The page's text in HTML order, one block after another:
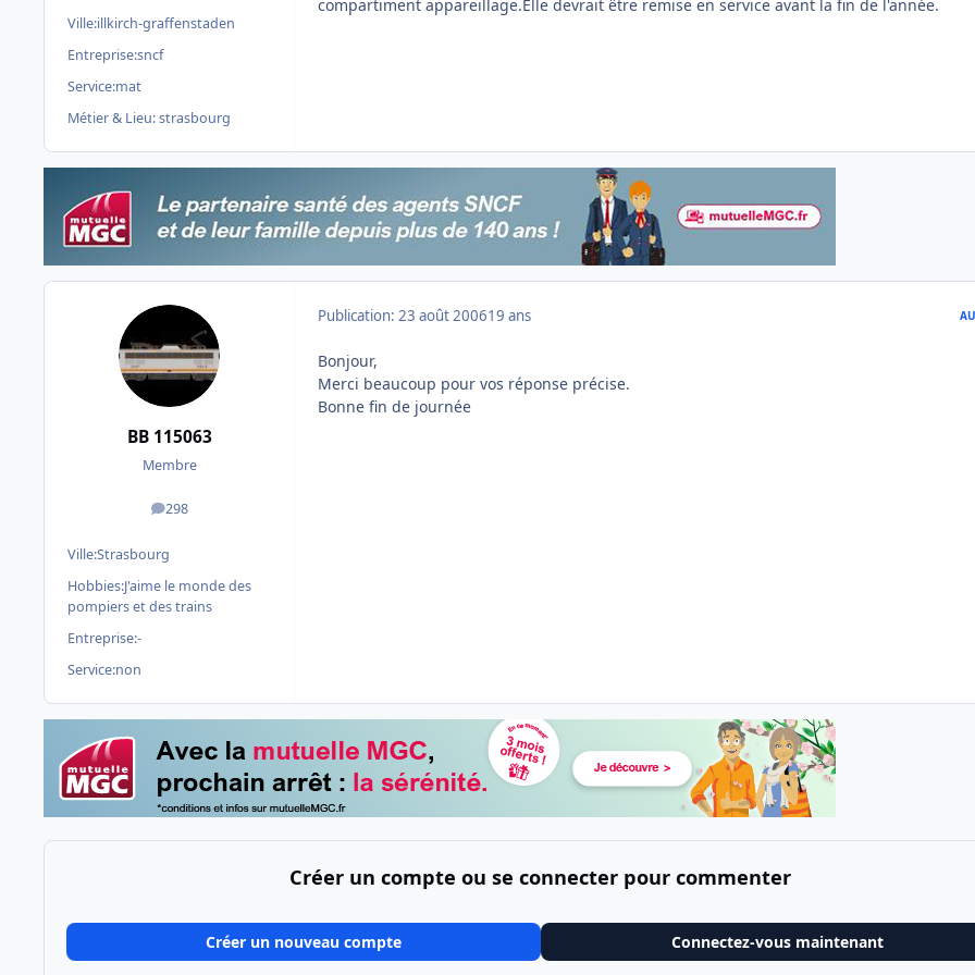
Ville:illkirch-graffenstaden
Entreprise:sncf
Service:mat
Métier & Lieu:strasbourg
compartiment appareillage.Elle devrait être remise en service avant la fin de l'année.
BB 115063
Membre
298
messages
Ville:Strasbourg
Hobbies:J'aime le monde des
pompiers et des trains
Entreprise:-
Service:non
Publication: 23 août 200619 ans
Bonjour,
Merci beaucoup pour vos réponse précise.
Bonne fin de journée
Créer un compte ou se connecter pour commenter
Créer un nouveau compte Connectez-vous maintenant